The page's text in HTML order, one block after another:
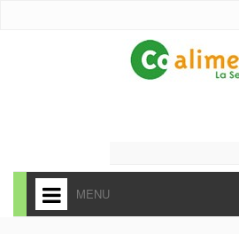
MENU